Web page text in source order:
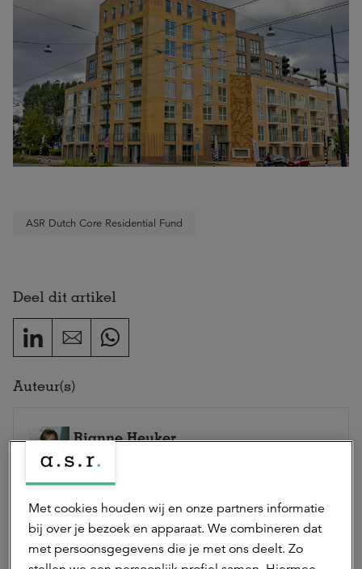
ASR Dutch Core Residential Fund
Deel dit artikel
Auteur(s)
Rianne Heuker
marketing & communicatie adviseur
Rianne is marketing & communicatie adviseur bij a.s.r.
real assets.
Neem contact op
Met cookies houden wij en onze partners informatie
bij over je bezoek en apparaat. We combineren dat
met persoonsgegevens die je met ons deelt. Zo